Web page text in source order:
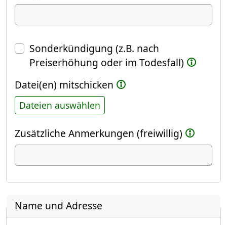
Datum
Sonderkündigung (z.B. nach
Preiserhöhung oder im Todesfall)
Datei(en) mitschicken
Dateien auswählen
Zusätzliche Anmerkungen (freiwillig)
Name und Adresse